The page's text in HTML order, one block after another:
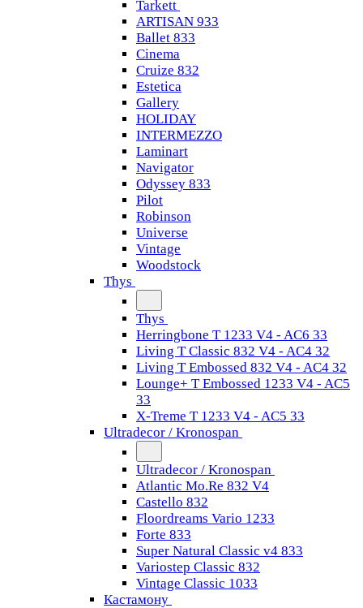
Tarkett
ARTISAN 933
Ballet 833
Cinema
Cruize 832
Estetica
Gallery
HOLIDAY
INTERMEZZO
Laminart
Navigator
Odyssey 833
Pilot
Robinson
Universe
Vintage
Woodstock
Thys
Thys
Herringbone T 1233 V4 - AC6 33
Living T Classic 832 V4 - AC4 32
Living T Embossed 832 V4 - AC4 32
Lounge+ T Embossed 1233 V4 - AC5
33
X-Treme T 1233 V4 - AC5 33
Ultradecor / Kronospan
Ultradecor / Kronospan
Atlantic Mo.Re 832 V4
Castello 832
Floordreams Vario 1233
Forte 833
Super Natural Classic v4 833
Variostep Classic 832
Vintage Classic 1033
Кастамону